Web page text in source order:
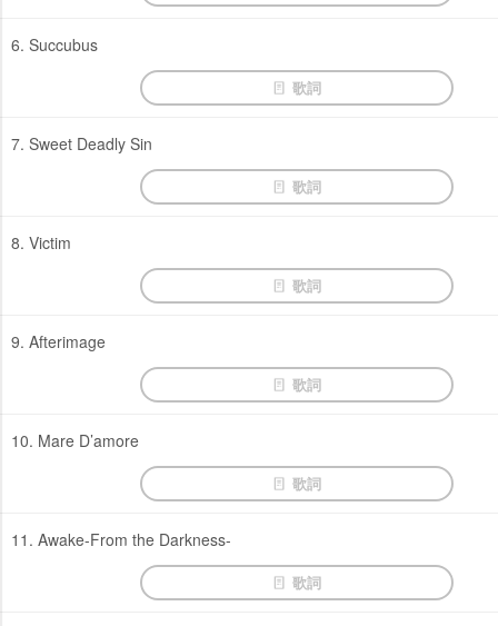
6. Succubus
歌詞
7. Sweet Deadly Sin
歌詞
8. Victim
歌詞
9. Afterimage
歌詞
10. Mare D’amore
歌詞
11. Awake-From the Darkness-
歌詞